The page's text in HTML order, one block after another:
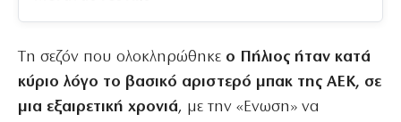
Tη σεζόν που ολοκληρώθηκε ο Πήλιος ήταν κατά
κύριο λόγο το βασικό αριστερό μπακ της ΑΕΚ, σε
μια εξαιρετική χρονιά, με την «Ενωση» να